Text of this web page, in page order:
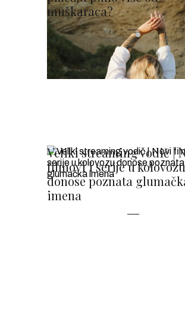
muškaraca?
Veliki streaming vodič |
filmovi i serije u kolovozu
donose poznata
imena